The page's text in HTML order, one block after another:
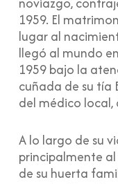
1959. El
lugar al
llegó al mundo
1959 bajo la
cuñada de su tía
del médico local,
A lo largo de su
principalmente
de su huerta